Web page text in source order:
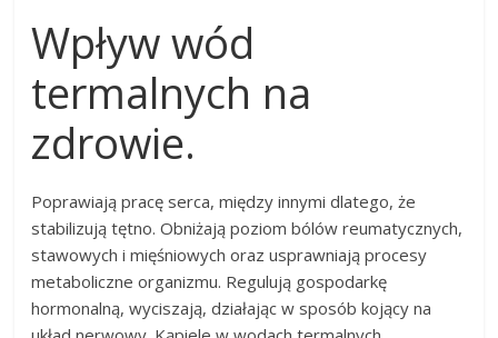
Wpływ wód
termalnych na
zdrowie.
Poprawiają pracę serca, między innymi dlatego, że
stabilizują tętno. Obniżają poziom bólów reumatycznych,
stawowych i mięśniowych oraz usprawniają procesy
metaboliczne organizmu. Regulują gospodarkę
hormonalną, wyciszają, działając w sposób kojący na